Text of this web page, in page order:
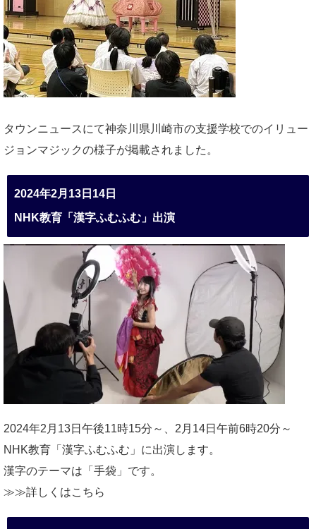
タウンニュースにて神奈川県川崎市の支援学校でのイリュー
ジョンマジックの様子が掲載されました。
2024年2月13日14日
NHK教育「漢字ふむふむ」出演
2024年2月13日午後11時15分～、2月14日午前6時20分～
NHK教育「漢字ふむふむ」に出演します。
漢字のテーマは「手袋」です。
≫≫詳しくはこちら